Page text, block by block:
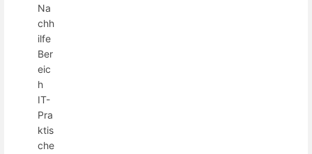
Na
chh
ilfe
Ber
eic
h
IT-
Pra
ktis
che